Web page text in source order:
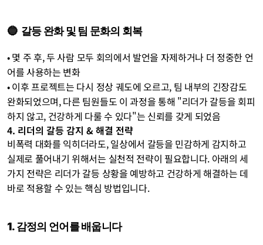
🔵  갈등 완화 및 팀 문화의 회복
• 몇 주 후, 두 사람 모두 회의에서 발언을 자제하거나 더 정중한 언
어를 사용하는 변화
• 이후 프로젝트는 다시 정상 궤도에 오르고, 팀 내부의 긴장감도
완화되었으며, 다른 팀원들도 이 과정을 통해 "리더가 갈등을 회피
하지 않고, 건강하게 다룰 수 있다"는 신뢰를 갖게 되었음
4. 리더의 갈등 감지 & 해결 전략
비폭력 대화를 익히더라도, 일상에서 갈등을 민감하게 감지하고
실제로 풀어내기 위해서는 실천적 전략이 필요합니다. 아래의 세
가지 전략은 리더가 갈등 상황을 예방하고 건강하게 해결하는 데
바로 적용할 수 있는 핵심 방법입니다.
1. 감정의 언어를 배웁니다